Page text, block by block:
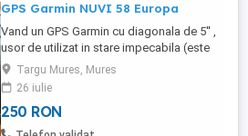
GPS Garmin NUVI 58 Europa
Vand un GPS Garmin cu diagonala de 5'' ,
usor de utilizat in stare impecabila (este
ca nou) are harta activa pe toata Europa
cu Update gratuit al hartilor pe viata. Prefer
predare personala.
Targu Mures, Mures
26 iulie
250 RON